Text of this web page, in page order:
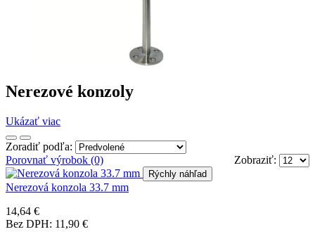
Nerezové konzoly
Ukázať viac
Zoradiť podľa:
Zobraziť:
Porovnať výrobok (0)
Rýchly náhľad
Nerezová konzola 33.7 mm
14,64 €
Bez DPH: 11,90 €